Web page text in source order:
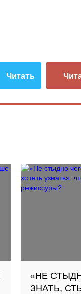
Читать
«НЕ
ЗНАТЬ,